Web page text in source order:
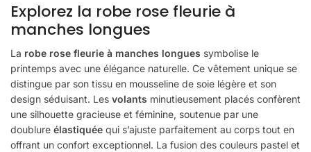
Explorez la robe rose fleurie à
manches longues
La robe rose fleurie à manches longues symbolise le
printemps avec une élégance naturelle. Ce vêtement unique se
distingue par son tissu en mousseline de soie légère et son
design séduisant. Les volants minutieusement placés confèrent
une silhouette gracieuse et féminine, soutenue par une
doublure élastiquée qui s’ajuste parfaitement au corps tout en
offrant un confort exceptionnel. La fusion des couleurs pastel et